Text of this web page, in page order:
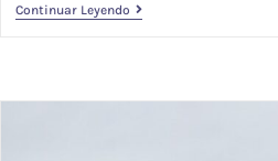
Continuar Leyendo